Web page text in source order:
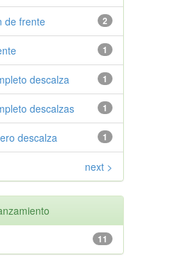
2
de frente
1
1
descalza
1
descalzas
1
descalza
next >
11